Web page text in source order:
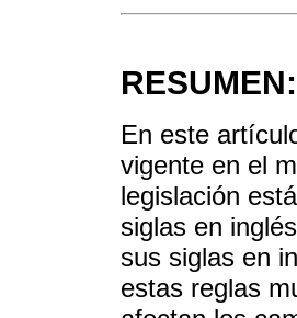
RESUMEN:
En este
vigente en el
legislación
siglas en
sus siglas en
estas reglas